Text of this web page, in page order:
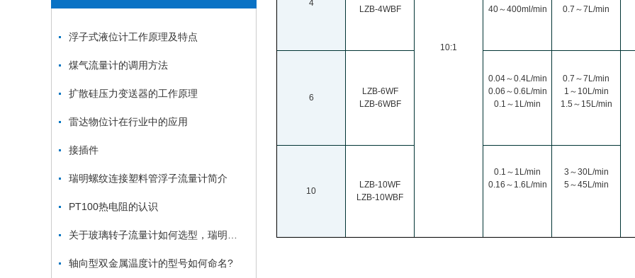
浮子式液位计工作原理及特点
煤气流量计的调用方法
扩散硅压力变送器的工作原理
雷达物位计在行业中的应用
接插件
瑞明螺纹连接塑料管浮子流量计简介
PT100热电阻的认识
轴向型双金属温度计的型号如何命名?
10:1
4
LZB-4WBF
40～400ml/min
0.7 ～7L/min
6
LZB-6WF
LZB-6WBF
0.04～0.4L/min
0.06 ～0.6L/min
0.1 ～1L/min
0.7 ～7L/min
1 ～10L/min
1.5 ～15L/min
10
LZB-10WF
LZB-10WBF
0.1 ～1L/min
0.16 ～1.6L/min
3 ～30L/min
5 ～45L/min